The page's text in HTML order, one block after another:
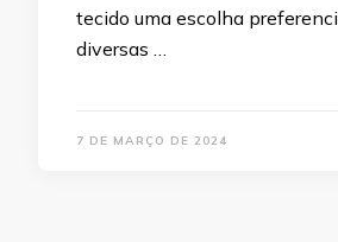
tecido uma escolha
diversas …
7 DE MARÇO DE 2024